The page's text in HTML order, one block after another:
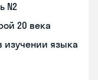
N2
20 века
изучении языка